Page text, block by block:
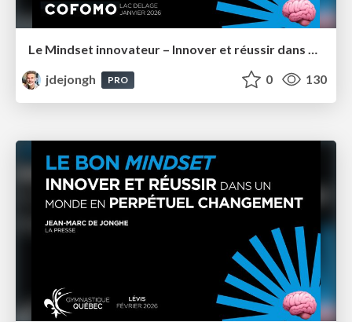
Le Mindset innovateur – Innover et réussir dans un monde en perpétuel changement – Cofomo Québec
jdejongh
PRO 0 130